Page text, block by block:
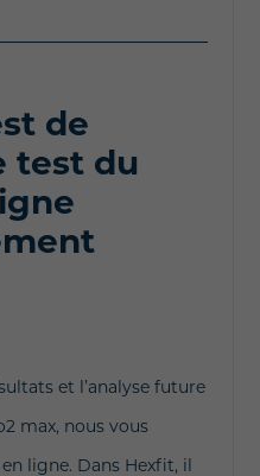
de
test du
et l’analyse future
max, nous vous
ligne. Dans Hexfit, il